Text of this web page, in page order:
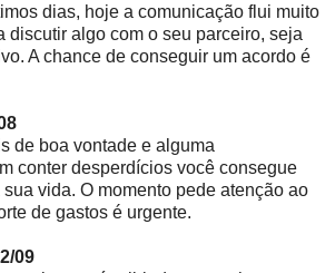
dias, hoje a comunicação flui muito
discutir algo com o seu parceiro, seja
A chance de conseguir um acordo é
de boa vontade e alguma
conter desperdícios você consegue
vida. O momento pede atenção ao
de gastos é urgente.
09